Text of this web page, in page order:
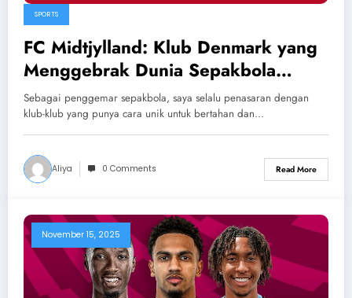
SPORTS
FC Midtjylland: Klub Denmark yang
Menggebrak Dunia Sepakbola
dengan Data dan Strategi
Sebagai penggemar sepakbola, saya selalu penasaran dengan
klub-klub yang punya cara unik untuk bertahan dan…
Aliya 0 Comments Read More
November 15, 2025